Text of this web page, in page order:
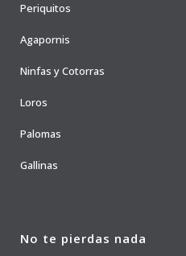
Periquitos
Agapornis
Ninfas y Cotorras
Loros
Palomas
Gallinas
No te pierdas nada